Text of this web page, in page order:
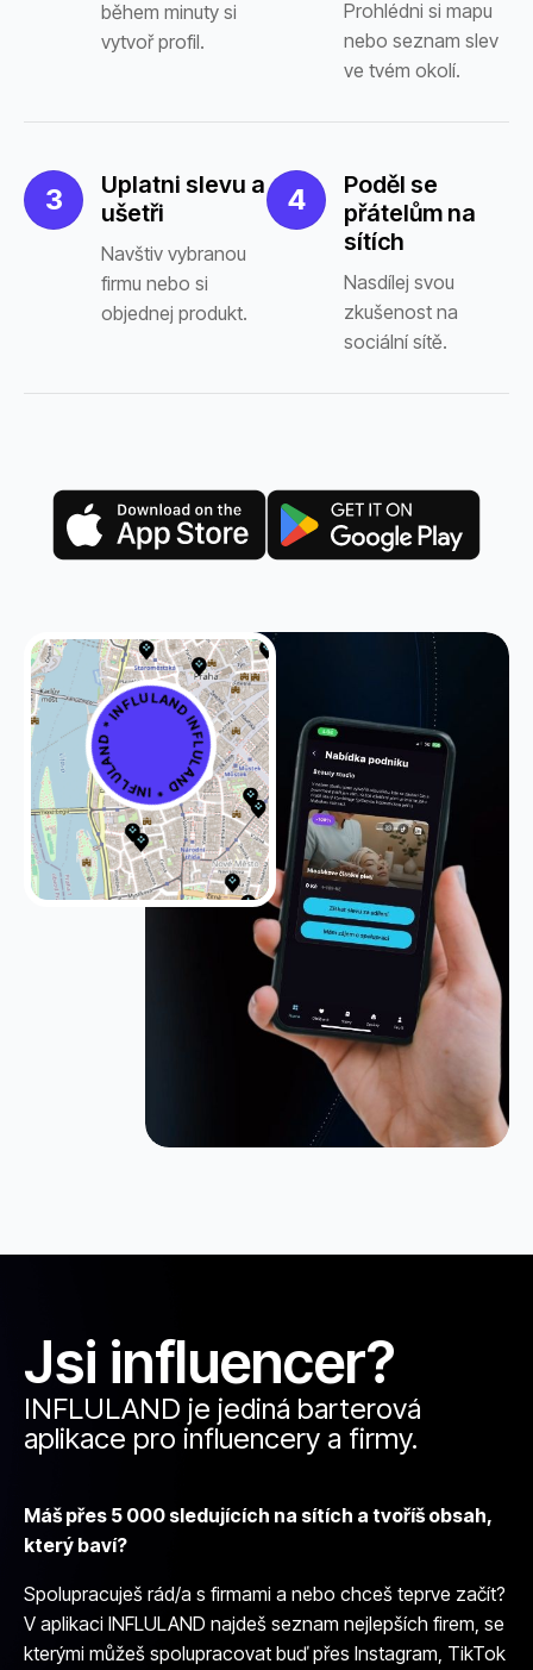
během minuty si
vytvoř profil.
Prohlédni si mapu
nebo seznam slev
ve tvém okolí.
3
Uplatni slevu a
ušetři
Navštiv vybranou
firmu nebo si
objednej produkt.
4
Poděl se
přátelům na
sítích
Nasdílej svou
zkušenost na
sociální sítě.
INFLULAND * INFLULAND * INFLULAND *
Jsi influencer?
INFLULAND je jediná barterová
aplikace pro influencery a firmy.
Máš přes 5 000 sledujících na sítích a tvoříš obsah,
který baví?
Spolupracuješ rád/a s firmami a nebo chceš teprve začít?
V aplikaci INFLULAND najdeš seznam nejlepších firem, se
kterými můžeš spolupracovat buď přes Instagram, TikTok